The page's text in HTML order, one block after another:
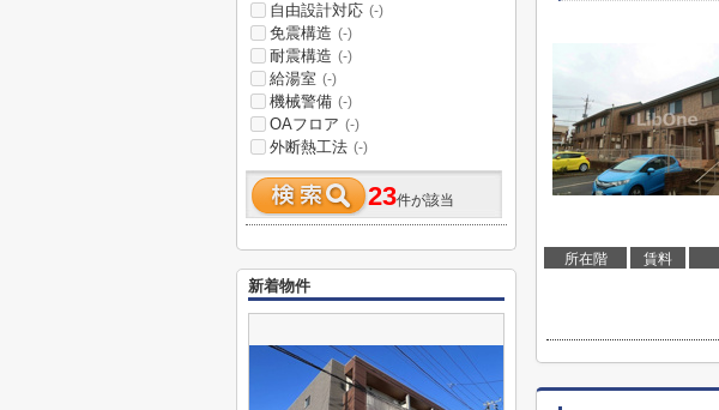
所在階 賃料
自由設計対応 (-)
免震構造 (-)
耐震構造 (-)
給湯室 (-)
機械警備 (-)
OAフロア (-)
外断熱工法 (-)
23件が該当
新着物件